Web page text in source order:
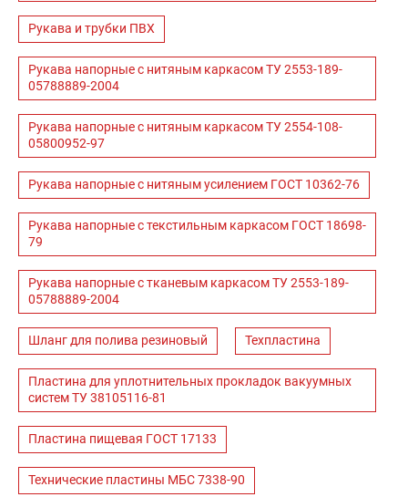
Рукава и трубки ПВХ
Рукава напорные с нитяным каркасом ТУ 2553-189-
05788889-2004
Рукава напорные с нитяным каркасом ТУ 2554-108-
05800952-97
Рукава напорные с нитяным усилением ГОСТ 10362-76
Рукава напорные с текстильным каркасом ГОСТ 18698-
79
Рукава напорные с тканевым каркасом ТУ 2553-189-
05788889-2004
Шланг для полива резиновый Техпластина
Пластина для уплотнительных прокладок вакуумных
систем ТУ 38105116-81
Пластина пищевая ГОСТ 17133
Технические пластины МБС 7338-90